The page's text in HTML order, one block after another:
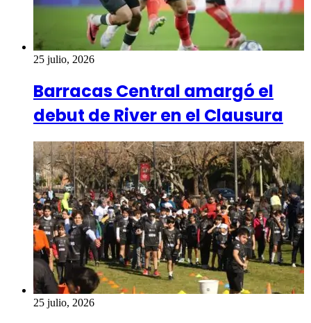
25 julio, 2026
Barracas Central amargó el
debut de River en el Clausura
25 julio, 2026